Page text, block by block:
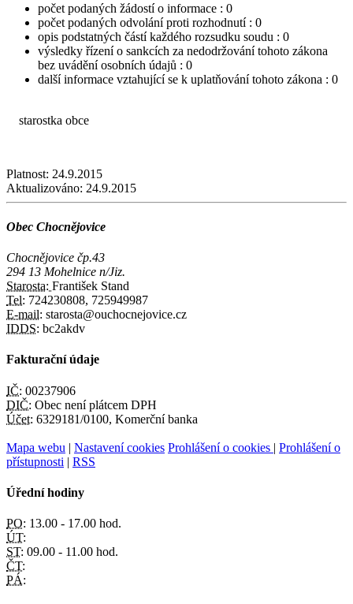
počet podaných žádostí o informace : 0
počet podaných odvolání proti rozhodnutí : 0
opis podstatných částí každého rozsudku soudu : 0
výsledky řízení o sankcích za nedodržování tohoto zákona
bez uvádění osobních údajů : 0
další informace vztahující se k uplatňování tohoto zákona : 0
starostka obce
Platnost: 24.9.2015
Aktualizováno: 24.9.2015
Obec Chocnějovice
Chocnějovice čp.43
294 13 Mohelnice n/Jiz.
Starosta: František Stand
Tel: 724230808, 725949987
E-mail: starosta@ouchocnejovice.cz
IDDS: bc2akdv
Fakturační údaje
IČ: 00237906
DIČ: Obec není plátcem DPH
Účet: 6329181/0100, Komerční banka
Mapa webu | Nastavení cookies Prohlášení o cookies | Prohlášení o
přístupnosti | RSS
Úřední hodiny
PO: 13.00 - 17.00 hod.
ÚT:
ST: 09.00 - 11.00 hod.
ČT:
PÁ: